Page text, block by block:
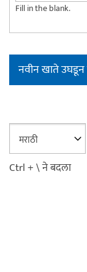
Fill in the blank.
Ctrl + \ ने बदला